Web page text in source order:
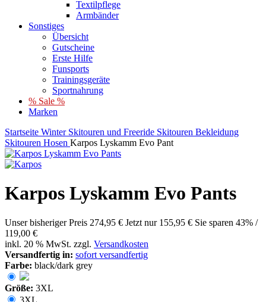
Textilpflege
Armbänder
Sonstiges
Übersicht
Gutscheine
Erste Hilfe
Funsports
Trainingsgeräte
Sportnahrung
% Sale %
Marken
Startseite Winter Skitouren und Freeride Skitouren Bekleidung
Skitouren Hosen Karpos Lyskamm Evo Pant
Karpos Lyskamm Evo Pants
Unser bisheriger Preis 274,95 € Jetzt nur 155,95 € Sie sparen 43% /
119,00 €
inkl. 20 % MwSt. zzgl. Versandkosten
Versandfertig in: sofort versandfertig
Farbe: black/dark grey
Größe: 3XL
3XL